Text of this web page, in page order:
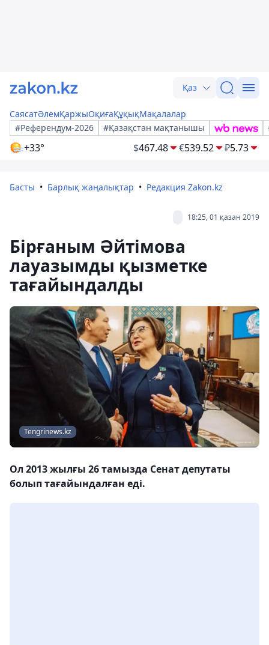
Қаз
СаясатӘлемҚаржыОқиғаҚұқықМақалалар
#Референдум-2026
#Қазақстан мақтанышы
+33° $467.48 €539.52 ₽5.73
Басты Барлық жаңалықтар Редакция Zakon.kz
18:25, 01 қазан 2019
Бірғаным Әйтімова
лауазымды қызметке
тағайындалды
Tengrinews.kz
Ол 2013 жылғы 26 тамызда Сенат депутаты
болып тағайындалған еді.